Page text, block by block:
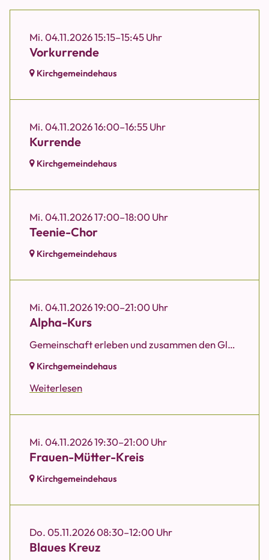
Mi. 04.11.2026 15:15–15:45 Uhr
Vorkurrende
Kirchgemeindehaus
Mi. 04.11.2026 16:00–16:55 Uhr
Kurrende
Kirchgemeindehaus
Mi. 04.11.2026 17:00–18:00 Uhr
Teenie-Chor
Kirchgemeindehaus
Mi. 04.11.2026 19:00–21:00 Uhr
Alpha-Kurs
Gemeinschaft erleben und zusammen den Glauben entdecken • zehn Abende und ein Wochenende • entspannte Atmosphäre • gemeinsames Essen •...
Kirchgemeindehaus
Weiterlesen
Mi. 04.11.2026 19:30–21:00 Uhr
Frauen-Mütter-Kreis
Kirchgemeindehaus
Do. 05.11.2026 08:30–12:00 Uhr
Blaues Kreuz